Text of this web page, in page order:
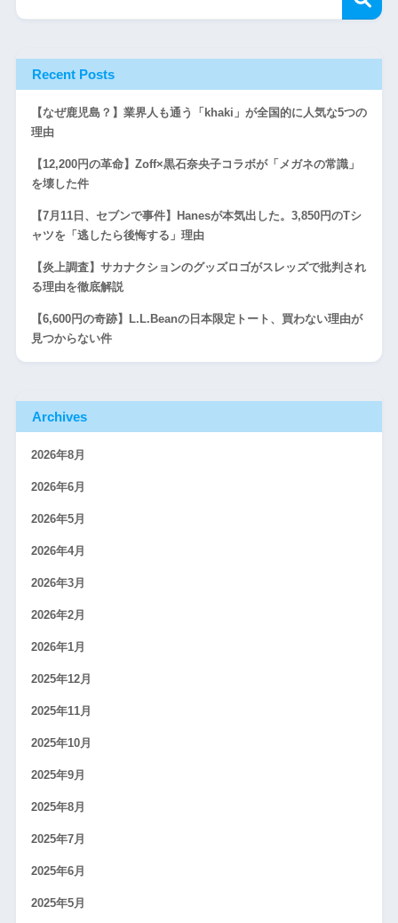
Recent Posts
【なぜ鹿児島？】業界人も通う「khaki」が全国的に人気な5つの
理由
【12,200円の革命】Zoff×黒石奈央子コラボが「メガネの常識」
を壊した件
【7月11日、セブンで事件】Hanesが本気出した。3,850円のTシ
ャツを「逃したら後悔する」理由
【炎上調査】サカナクションのグッズロゴがスレッズで批判され
る理由を徹底解説
【6,600円の奇跡】L.L.Beanの日本限定トート、買わない理由が
見つからない件
Archives
2026年8月
2026年6月
2026年5月
2026年4月
2026年3月
2026年2月
2026年1月
2025年12月
2025年11月
2025年10月
2025年9月
2025年8月
2025年7月
2025年6月
2025年5月